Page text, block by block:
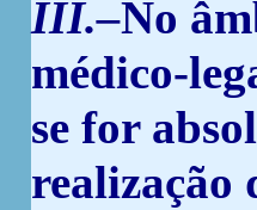
III.–No
médico-
se for
realização